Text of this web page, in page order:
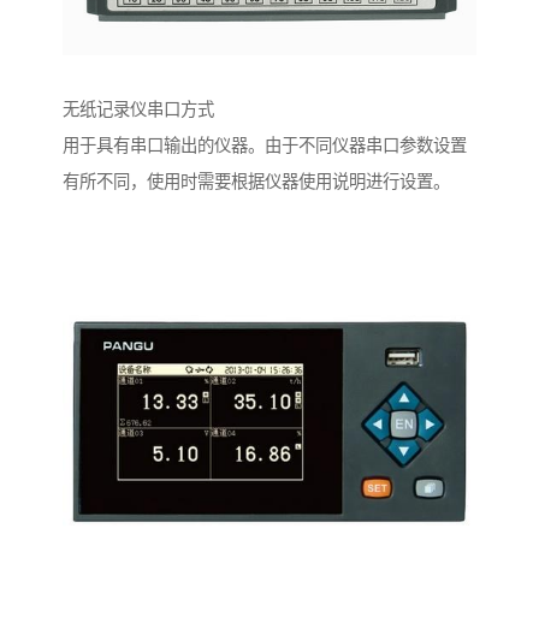
无纸记录仪串口方式
用于具有串口输出的仪器。由于不同仪器串口参数设置
有所不同，使用时需要根据仪器使用说明进行设置。